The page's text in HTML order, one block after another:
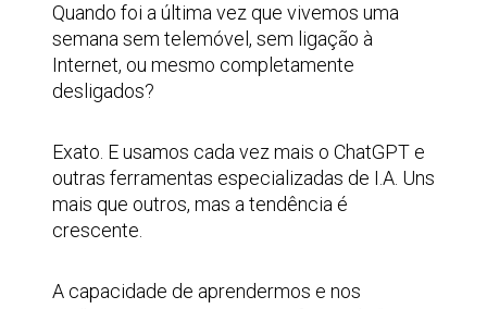
Quando foi a última vez que vivemos uma
semana sem telemóvel, sem ligação à
Internet, ou mesmo completamente
desligados?
Exato. E usamos cada vez mais o ChatGPT e
outras ferramentas especializadas de I.A. Uns
mais que outros, mas a tendência é
crescente.
A capacidade de aprendermos e nos